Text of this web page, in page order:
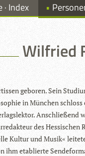
· Index
Wilfried
gebo­ren. Sein
in Mün­chen
Anschlie­ßend
des Hes­si­schen
Kul­tur und Musik«
ihm eta­blierte